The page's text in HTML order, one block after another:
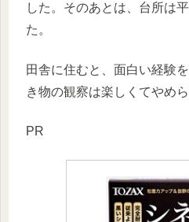
した。そのあとは、台所は
た。
田舎に住むと、面白い経験
き物の観察は楽しくてやめら
PR